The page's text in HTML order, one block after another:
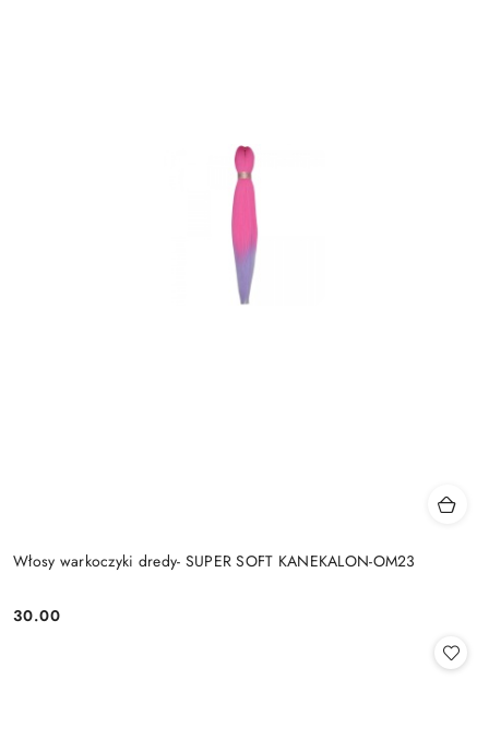
Włosy warkoczyki dredy- SUPER SOFT KANEKALON-OM23
Cena:
30.00